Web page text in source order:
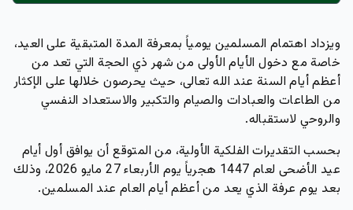
ويزداد اهتمام المسلمين يومياً بمعرفة المدة المتبقية على العيد،
خاصة مع دخول الأيام الأولى من شهر ذي الحجة التي تعد من
أعظم أيام السنة عند الله تعالى، حيث يحرصون خلالها على الإكثار
من الطاعات والعبادات والصيام والتكبير والاستعداد النفسي
والروحي لاستقباله.
بحسب التقديرات الفلكية الأولية، من المتوقع أن يوافق أول أيام
عيد الأضحى لعام 1447 هجرياً يوم الأربعاء 27 مايو 2026، وذلك
بعد يوم عرفة الذي يعد من أعظم أيام العام عند المسلمين.